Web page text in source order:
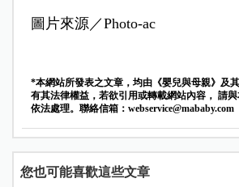
圖片來源／Photo-ac
*本網站所發表之文章，均由《嬰兒與母親》及
有其法律權益，若欲引用或轉載網站內容， 請
依法處理。聯絡信箱： webservice@mababy.com
您也可能喜歡這些文章